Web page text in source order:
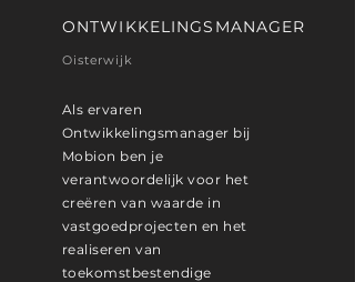
ONTWIKKELINGSMANAGER
Oisterwijk
Als ervaren
Ontwikkelingsmanager bij
Mobion ben je
verantwoordelijk voor het
creëren van waarde in
vastgoedprojecten en het
realiseren van
toekomstbestendige